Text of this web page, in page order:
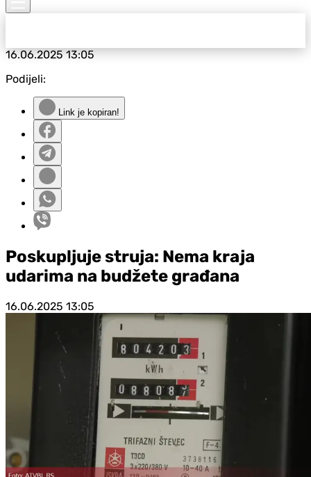
16.06.202513:05
Podijeli:
Link je kopiran!
Poskupljuje struja: Nema kraja
udarima na budžete građana
16.06.2025 13:05